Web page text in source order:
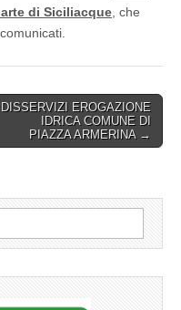
di Siciliacque , che
DISSERVIZI EROGAZIONE
IDRICA COMUNE DI
PIAZZA ARMERINA →